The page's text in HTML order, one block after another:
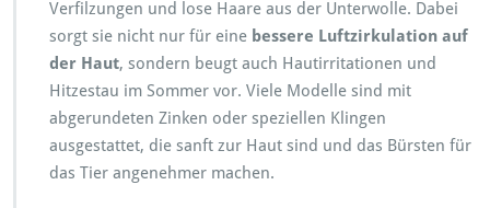
Verfilzungen und lose Haare aus der Unterwolle. Dabei
sorgt sie nicht nur für eine bessere Luftzirkulation auf
der Haut, sondern beugt auch Hautirritationen und
Hitzestau im Sommer vor. Viele Modelle sind mit
abgerundeten Zinken oder speziellen Klingen
ausgestattet, die sanft zur Haut sind und das Bürsten für
das Tier angenehmer machen.